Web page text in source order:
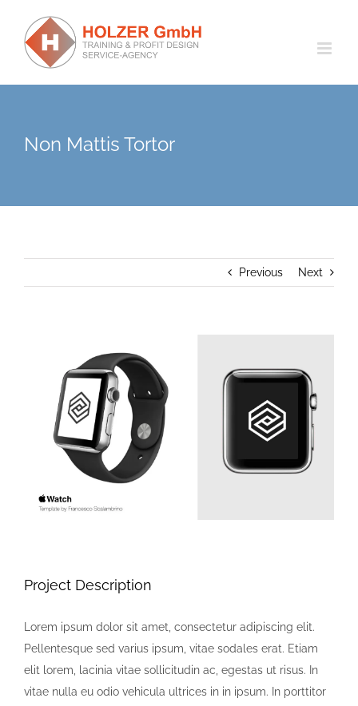
Inhalt
springen
Non Mattis Tortor
Previous Next
Project Description
Lorem ipsum dolor sit amet, consectetur adipiscing elit.
Pellentesque sed varius ipsum, vitae sodales erat. Etiam
elit lorem, lacinia vitae sollicitudin ac, egestas ut risus. In
vitae nulla eu odio vehicula ultrices in in ipsum. In porttitor